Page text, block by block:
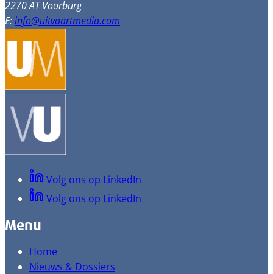
2270 AT Voorburg
E:info@uitvaartmedia.com
Volg ons op LinkedIn
Volg ons op LinkedIn
Menu
Home
Nieuws & Dossiers